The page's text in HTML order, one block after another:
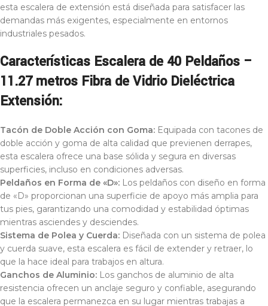
esta escalera de extensión está diseñada para satisfacer las
demandas más exigentes, especialmente en entornos
industriales pesados.
Características Escalera de 40 Peldaños –
11.27 metros Fibra de Vidrio Dieléctrica
Extensión:
Tacón de Doble Acción con Goma: Equipada con tacones de
doble acción y goma de alta calidad que previenen derrapes,
esta escalera ofrece una base sólida y segura en diversas
superficies, incluso en condiciones adversas.
Peldaños en Forma de «D»: Los peldaños con diseño en forma
de «D» proporcionan una superficie de apoyo más amplia para
tus pies, garantizando una comodidad y estabilidad óptimas
mientras asciendes y desciendes.
Sistema de Polea y Cuerda: Diseñada con un sistema de polea
y cuerda suave, esta escalera es fácil de extender y retraer, lo
que la hace ideal para trabajos en altura.
Ganchos de Aluminio: Los ganchos de aluminio de alta
resistencia ofrecen un anclaje seguro y confiable, asegurando
que la escalera permanezca en su lugar mientras trabajas a